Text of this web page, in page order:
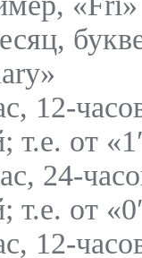
12-
т.е. от
24-
т.е. от
12-